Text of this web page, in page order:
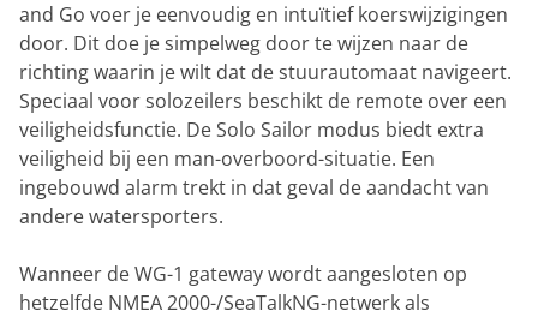
and Go voer je eenvoudig en intuïtief koerswijzigingen
door. Dit doe je simpelweg door te wijzen naar de
richting waarin je wilt dat de stuurautomaat navigeert.
Speciaal voor solozeilers beschikt de remote over een
veiligheidsfunctie. De Solo Sailor modus biedt extra
veiligheid bij een man-overboord-situatie. Een
ingebouwd alarm trekt in dat geval de aandacht van
andere watersporters.
Wanneer de WG-1 gateway wordt aangesloten op
hetzelfde NMEA 2000-/SeaTalkNG-netwerk als